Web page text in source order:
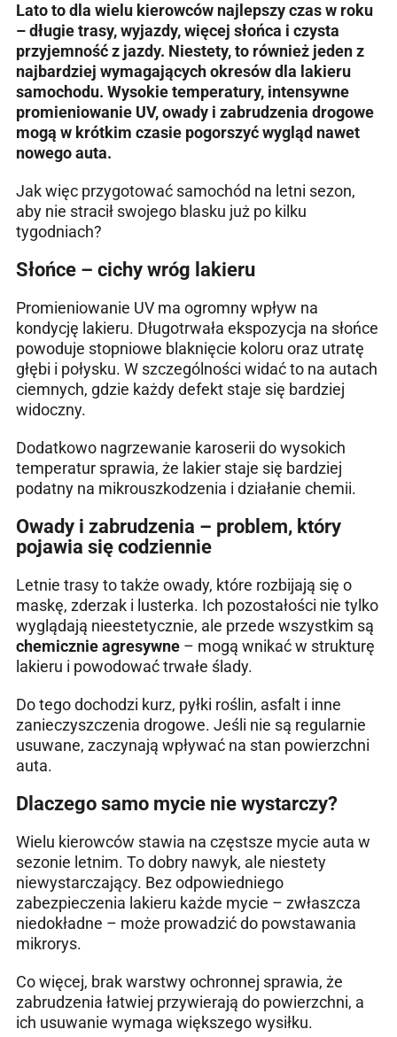
Lato to dla wielu kierowców najlepszy czas w roku
– długie trasy, wyjazdy, więcej słońca i czysta
przyjemność z jazdy. Niestety, to również jeden z
najbardziej wymagających okresów dla lakieru
samochodu. Wysokie temperatury, intensywne
promieniowanie UV, owady i zabrudzenia drogowe
mogą w krótkim czasie pogorszyć wygląd nawet
nowego auta.
Jak więc przygotować samochód na letni sezon,
aby nie stracił swojego blasku już po kilku
tygodniach?
Słońce – cichy wróg lakieru
Promieniowanie UV ma ogromny wpływ na
kondycję lakieru. Długotrwała ekspozycja na słońce
powoduje stopniowe blaknięcie koloru oraz utratę
głębi i połysku. W szczególności widać to na autach
ciemnych, gdzie każdy defekt staje się bardziej
widoczny.
Dodatkowo nagrzewanie karoserii do wysokich
temperatur sprawia, że lakier staje się bardziej
podatny na mikrouszkodzenia i działanie chemii.
Owady i zabrudzenia – problem, który
pojawia się codziennie
Letnie trasy to także owady, które rozbijają się o
maskę, zderzak i lusterka. Ich pozostałości nie tylko
wyglądają nieestetycznie, ale przede wszystkim są
chemicznie agresywne – mogą wnikać w strukturę
lakieru i powodować trwałe ślady.
Do tego dochodzi kurz, pyłki roślin, asfalt i inne
zanieczyszczenia drogowe. Jeśli nie są regularnie
usuwane, zaczynają wpływać na stan powierzchni
auta.
Dlaczego samo mycie nie wystarczy?
Wielu kierowców stawia na częstsze mycie auta w
sezonie letnim. To dobry nawyk, ale niestety
niewystarczający. Bez odpowiedniego
zabezpieczenia lakieru każde mycie – zwłaszcza
niedokładne – może prowadzić do powstawania
mikrorys.
Co więcej, brak warstwy ochronnej sprawia, że
zabrudzenia łatwiej przywierają do powierzchni, a
ich usuwanie wymaga większego wysiłku.